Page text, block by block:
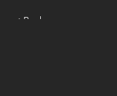
< Back